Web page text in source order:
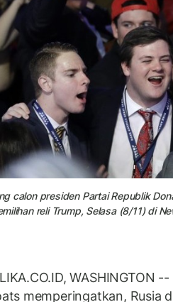
calon presiden Partai Republik
reli Trump, Selasa (8/11) di
WASHINGTON
memperingatkan, Rusia